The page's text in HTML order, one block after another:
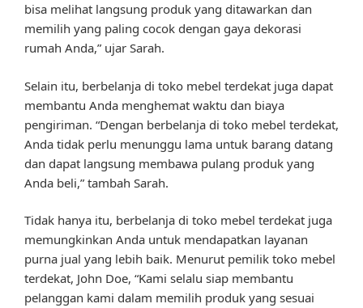
bisa melihat langsung produk yang ditawarkan dan
memilih yang paling cocok dengan gaya dekorasi
rumah Anda,” ujar Sarah.
Selain itu, berbelanja di toko mebel terdekat juga dapat
membantu Anda menghemat waktu dan biaya
pengiriman. “Dengan berbelanja di toko mebel terdekat,
Anda tidak perlu menunggu lama untuk barang datang
dan dapat langsung membawa pulang produk yang
Anda beli,” tambah Sarah.
Tidak hanya itu, berbelanja di toko mebel terdekat juga
memungkinkan Anda untuk mendapatkan layanan
purna jual yang lebih baik. Menurut pemilik toko mebel
terdekat, John Doe, “Kami selalu siap membantu
pelanggan kami dalam memilih produk yang sesuai